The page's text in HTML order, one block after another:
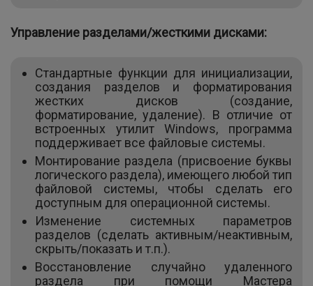
Управление разделами/жесткими дисками:
Стандартные функции для инициализации,
создания разделов и форматирования
жестких дисков (создание,
форматирование, удаление). В отличие от
встроенных утилит Windows, программа
поддерживает все файловые системы.
Монтирование раздела (присвоение буквы
логического раздела), имеющего любой тип
файловой системы, чтобы сделать его
доступным для операционной системы.
Изменение системных параметров
разделов (сделать активным/неактивным,
скрыть/показать и т.п.).
Восстановление случайно удаленного
раздела при помощи Мастера